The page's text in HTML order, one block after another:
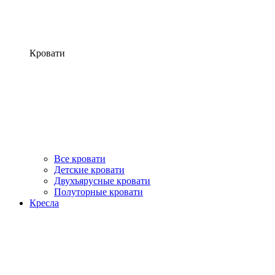
Кровати
Все кровати
Детские кровати
Двухъярусные кровати
Полуторные кровати
Кресла